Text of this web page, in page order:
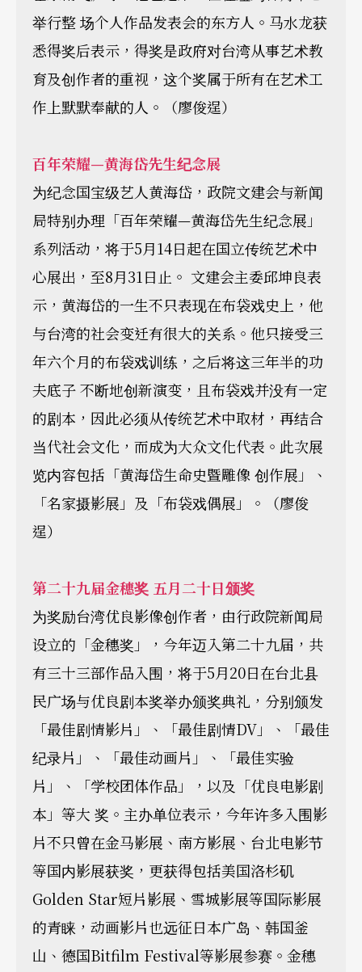
举行整 场个人作品发表会的东方人。马水龙获
悉得奖后表示，得奖是政府对台湾从事艺术教
育及创作者的重视，这个奖属于所有在艺术工
作上默默奉献的人。（廖俊逞）
百年荣耀—黄海岱先生纪念展
为纪念国宝级艺人黄海岱，政院文建会与新闻
局特别办理「百年荣耀—黄海岱先生纪念展」
系列活动，将于5月14日起在国立传统艺术中
心展出，至8月31日止。 文建会主委邱坤良表
示，黄海岱的一生不只表现在布袋戏史上，他
与台湾的社会变迁有很大的关系。他只接受三
年六个月的布袋戏训练，之后将这三年半的功
夫底子 不断地创新演变，且布袋戏并没有一定
的剧本，因此必须从传统艺术中取材，再结合
当代社会文化，而成为大众文化代表。此次展
览内容包括「黄海岱生命史暨雕像 创作展」、
「名家摄影展」及「布袋戏偶展」。（廖俊
逞）
第二十九届金穗奖 五月二十日颁奖
为奖励台湾优良影像创作者，由行政院新闻局
设立的「金穗奖」，今年迈入第二十九届，共
有三十三部作品入围，将于5月20日在台北县
民广场与优良剧本奖举办颁奖典礼，分别颁发
「最佳剧情影片」、「最佳剧情DV」、「最佳
纪录片」、「最佳动画片」、「最佳实验
片」、「学校团体作品」，以及「优良电影剧
本」等大 奖。主办单位表示，今年许多入围影
片不只曾在金马影展、南方影展、台北电影节
等国内影展获奖，更获得包括美国洛杉矶
Golden Star短片影展、雪城影展等国际影展
的青睐，动画影片也远征日本广岛、韩国釜
山、德国Bitfilm Festival等影展参赛。金穗